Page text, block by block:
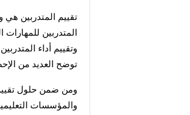
توضح العديد من